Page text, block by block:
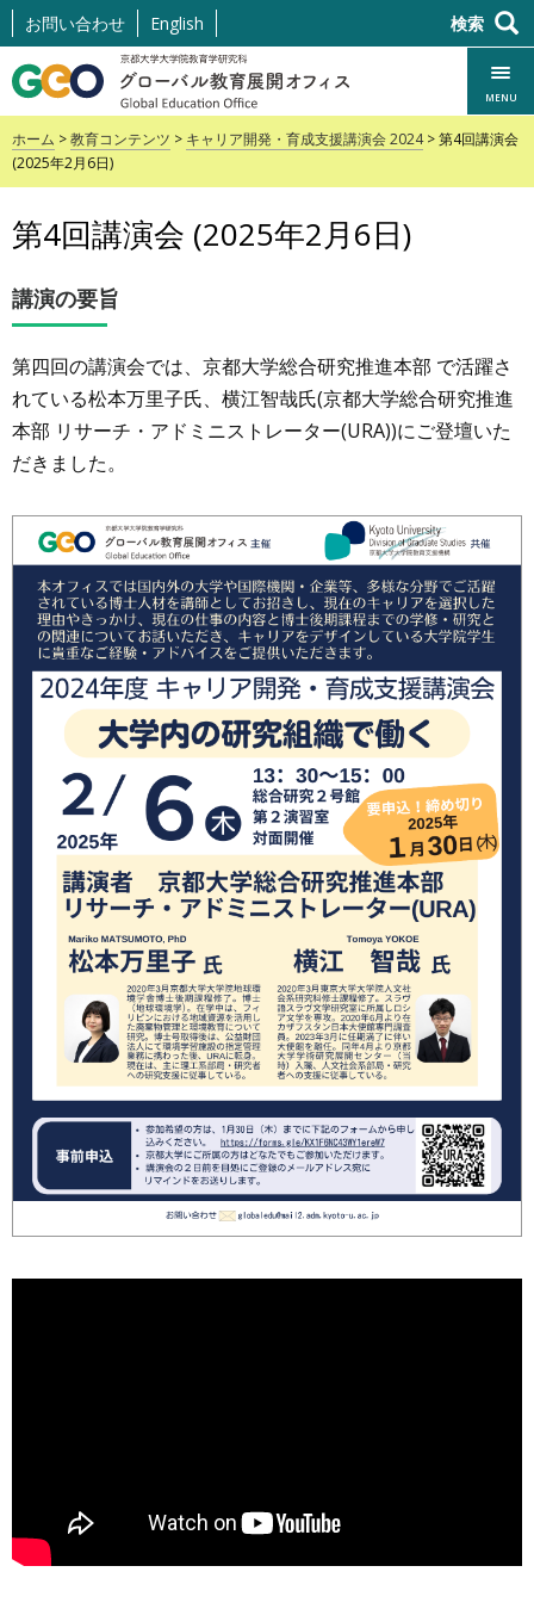
コ
ン
テ
ン
ト
ま
ス
ッ
お問い合わせ English 検索
MENU
ホーム >教育コンテンツ > キャリア開発・育成支援講演会 2024> 第4回講演会
(2025年2月6日)
第4回講演会 (2025年2月6日)
講演の要旨
第四回の講演会では、京都大学総合研究推進本部 で活躍さ
れている松本万里子氏、横江智哉氏(京都大学総合研究推進
本部 リサーチ・アドミニストレーター(URA))にご登壇いた
だきました。